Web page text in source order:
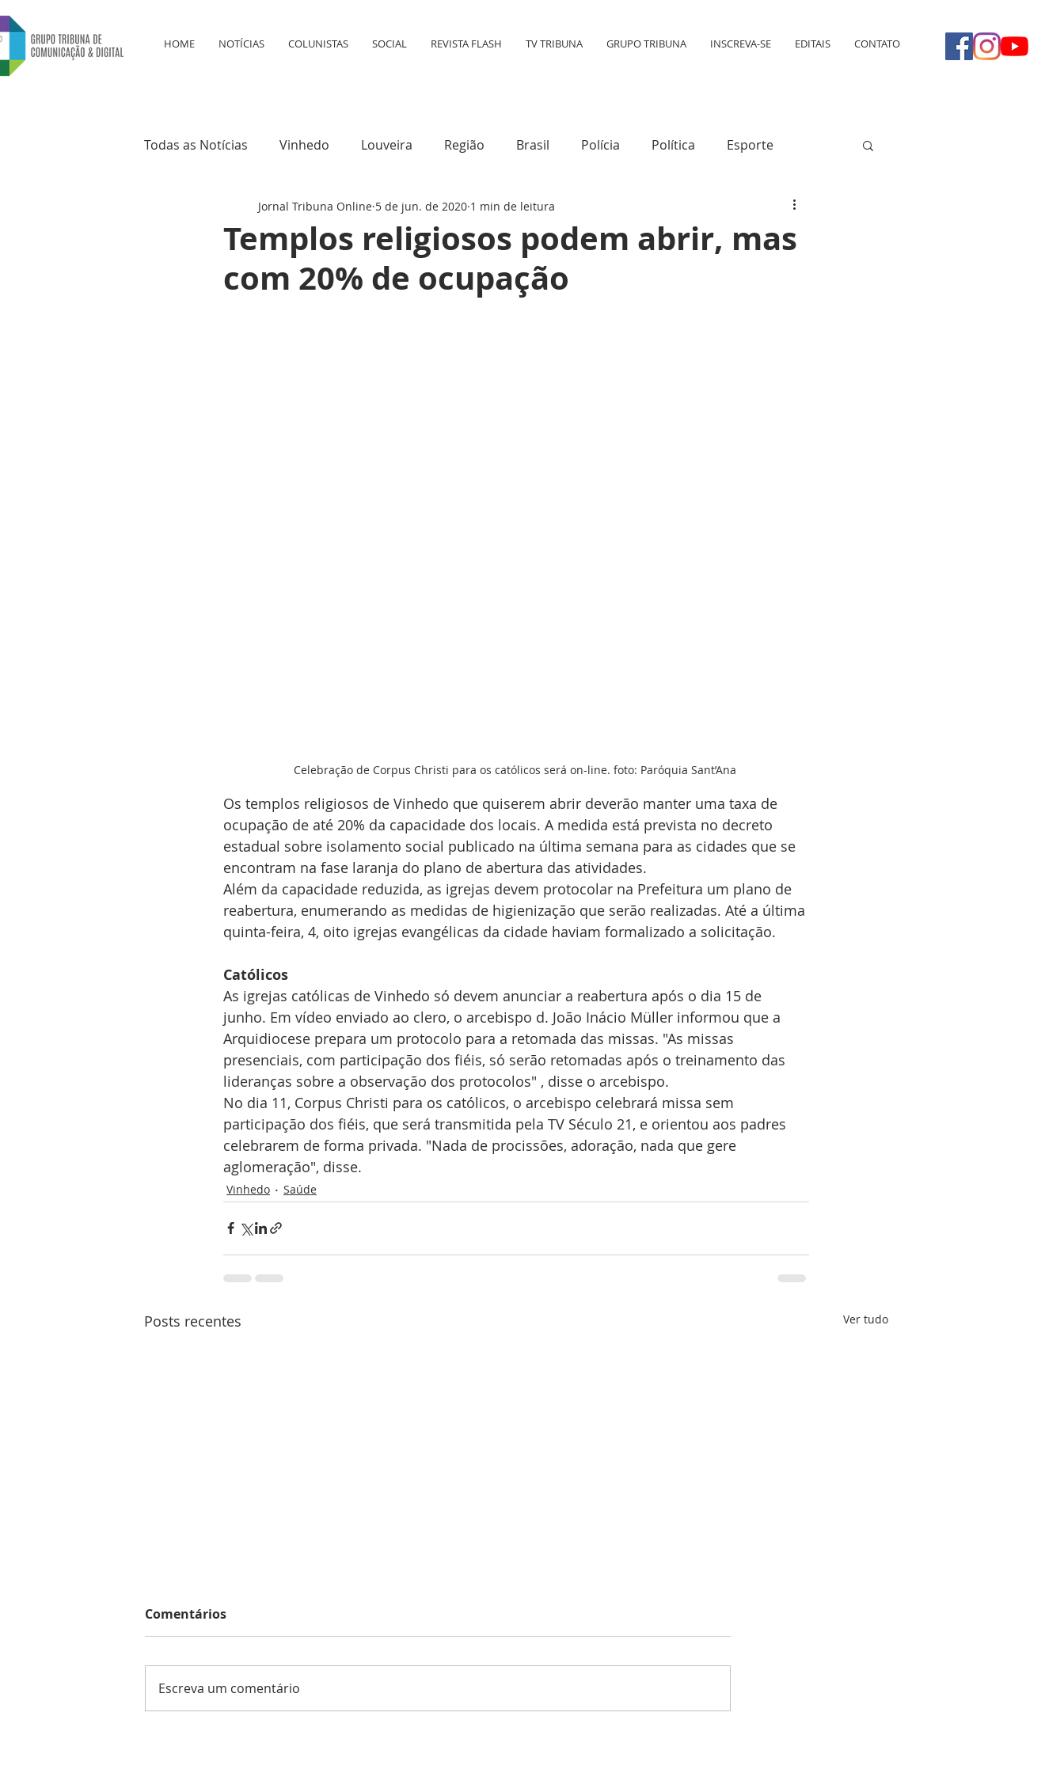
HOME NOTÍCIAS COLUNISTAS SOCIAL REVISTA FLASH TV TRIBUNA GRUPO TRIBUNA INSCREVA-SE EDITAIS CONTATO
Todas as Notícias Vinhedo Louveira Região Brasil Polícia Política Esporte
Saúde Cultura Mundo Destaque
Templos religiosos podem abrir, mas
com 20% de ocupação
Jornal Tribuna Online 5 de jun. de 2020 1 min de leitura
Celebração de Corpus Christi para os católicos será on-line. foto: Paróquia Sant’Ana
Os templos religiosos de Vinhedo que quiserem abrir deverão manter uma taxa de
ocupação de até 20% da capacidade dos locais. A medida está prevista no decreto
estadual sobre isolamento social publicado na última semana para as cidades que se
encontram na fase laranja do plano de abertura das atividades.
Além da capacidade reduzida, as igrejas devem protocolar na Prefeitura um plano de
reabertura, enumerando as medidas de higienização que serão realizadas. Até a última
quinta-feira, 4, oito igrejas evangélicas da cidade haviam formalizado a solicitação.
Católicos
As igrejas católicas de Vinhedo só devem anunciar a reabertura após o dia 15 de
junho. Em vídeo enviado ao clero, o arcebispo d. João Inácio Müller informou que a
Arquidiocese prepara um protocolo para a retomada das missas. "As missas
presenciais, com participação dos fiéis, só serão retomadas após o treinamento das
lideranças sobre a observação dos protocolos" , disse o arcebispo.
No dia 11, Corpus Christi para os católicos, o arcebispo celebrará missa sem
participação dos fiéis, que será transmitida pela TV Século 21, e orientou aos padres
celebrarem de forma privada. "Nada de procissões, adoração, nada que gere
aglomeração", disse.
Vinhedo Saúde
Posts recentes Ver tudo
Comentários
Escreva um comentário